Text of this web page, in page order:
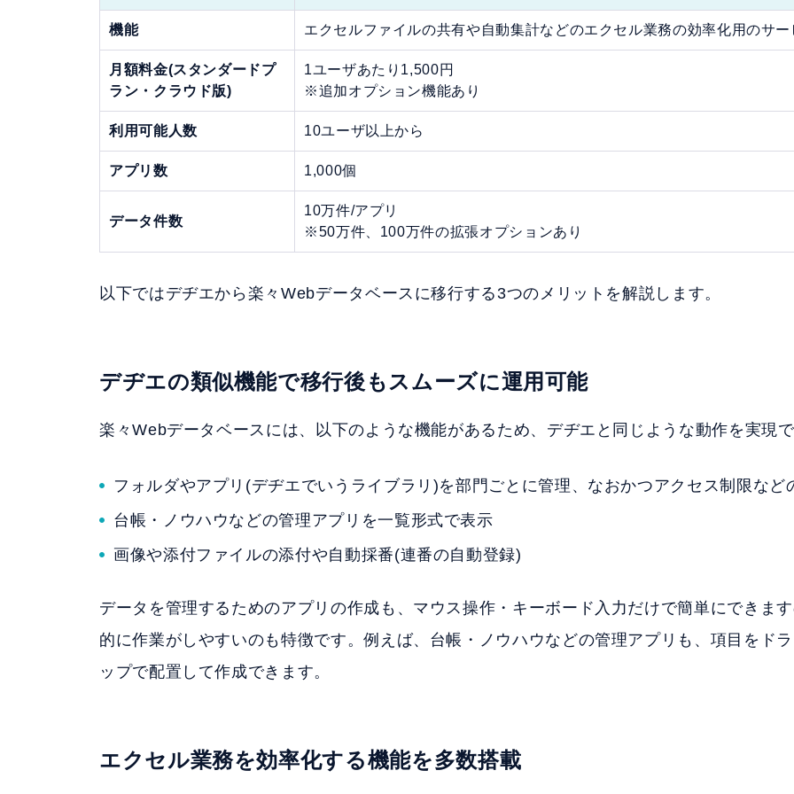
機能 エクセルファイルの共有や自動集計などのエクセル業務の効率化用のサー
月額料金(スタンダードプ
ラン・クラウド版)
1ユーザあたり1,500円
※追加オプション機能あり
利用可能人数 10ユーザ以上から
アプリ数 1,000個
データ件数
10万件/アプリ
※50万件、100万件の拡張オプションあり
以下ではデヂエから楽々Webデータベースに移行する3つのメリットを解説します。
デヂエの類似機能で移行後もスムーズに運用可能
楽々Webデータベースには、以下のような機能があるため、デヂエと同じような動作を実現
フォルダやアプリ(デヂエでいうライブラリ)を部門ごとに管理、なおかつアクセス制限など
台帳・ノウハウなどの管理アプリを一覧形式で表示
画像や添付ファイルの添付や自動採番(連番の自動登録)
データを管理するためのアプリの作成も、マウス操作・キーボード入力だけで簡単にできま
的に作業がしやすいのも特徴です。例えば、台帳・ノウハウなどの管理アプリも、項目をド
ップで配置して作成できます。
エクセル業務を効率化する機能を多数搭載